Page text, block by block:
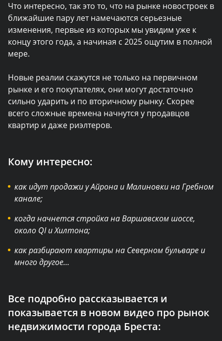
Что интересно, так это то, что на рынке новостроек в
ближайшие пару лет намечаются серьезные
изменения, первые из которых мы увидим уже к
концу этого года, а начиная с 2025 ощутим в полной
мере.
Новые реалии скажутся не только на первичном
рынке и его покупателях, они могут достаточно
сильно ударить и по вторичному рынку. Скорее
всего сложные времена начнутся у продавцов
квартир и даже риэлтеров.
Кому интересно:
как идут продажи у Айрона и Малиновки на Гребном
канале;
когда начнется стройка на Варшавском шоссе,
около QI и Хилтона;
как разбирают квартиры на Северном бульваре и
много другое…
Все подробно рассказывается и
показывается в новом видео про рынок
недвижимости города Бреста: